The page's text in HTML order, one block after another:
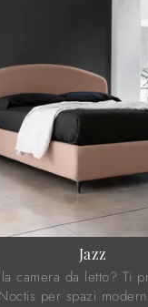
Jazz
camera da letto? Ti
per spazi